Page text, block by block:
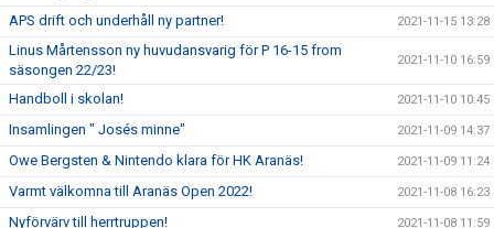
APS drift och underhåll ny partner! 2021-11-15 13:28
Linus Mårtensson ny huvudansvarig för P 16-15 from
säsongen 22/23!
2021-11-10 16:59
Handboll i skolan! 2021-11-10 10:45
Insamlingen " Josés minne" 2021-11-09 14:37
Owe Bergsten & Nintendo klara för HK Aranäs! 2021-11-09 11:24
Varmt välkomna till Aranäs Open 2022! 2021-11-08 16:23
Nyförvärv till herrtruppen! 2021-11-08 11:59